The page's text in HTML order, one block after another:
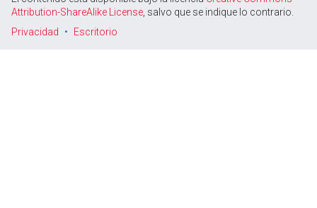
Attribution-ShareAlike License, salvo que se indique lo contrario.
Privacidad
Escritorio